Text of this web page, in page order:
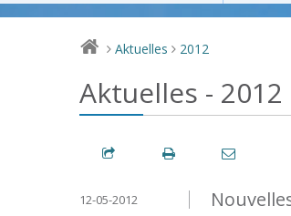
> Aktuelles > 2012
Aktuelles - 2012
12-05-2012